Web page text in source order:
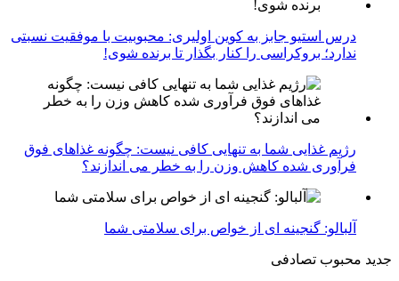
درس استیو جابز به کوین اولیری: محبوبیت با موفقیت نسبتی
ندارد؛ بروکراسی را کنار بگذار تا برنده شوی!
رژیم غذایی شما به تنهایی کافی نیست: چگونه غذاهای فوق
فرآوری شده کاهش وزن را به خطر می اندازند؟
آلبالو: گنجینه ای از خواص برای سلامتی شما
جدید محبوب تصادفی